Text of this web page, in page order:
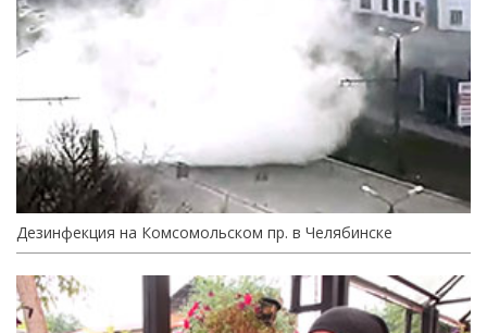
Дезинфекция на Комсомольском пр. в Челябинске